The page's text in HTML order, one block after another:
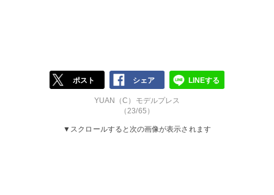
ポスト シェア LINEする
YUAN（C）モデルプレス
（23/65）
▼スクロールすると次の画像が表示されます